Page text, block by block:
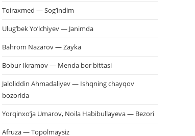
Toiraxmed — Sog’indim
Ulug’bek Yo’lchiyev — Janimda
Bahrom Nazarov — Zayka
Bobur Ikramov — Menda bor bittasi
Jaloliddin Ahmadaliyev — Ishqning chayqov
bozorida
Yorqinxo’ja Umarov, Noila Habibullayeva — Bezori
Afruza — Topolmaysiz